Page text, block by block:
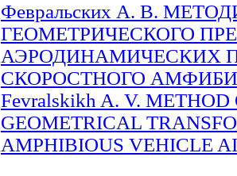
Февральских А. В.
ГЕОМЕТРИЧЕСКОГО
АЭРОДИНАМИЧЕСКИХ
СКОРОСТНОГО
Fevralskikh A. V.
GEOMETRICAL
AMPHIBIOUS VEHICLE